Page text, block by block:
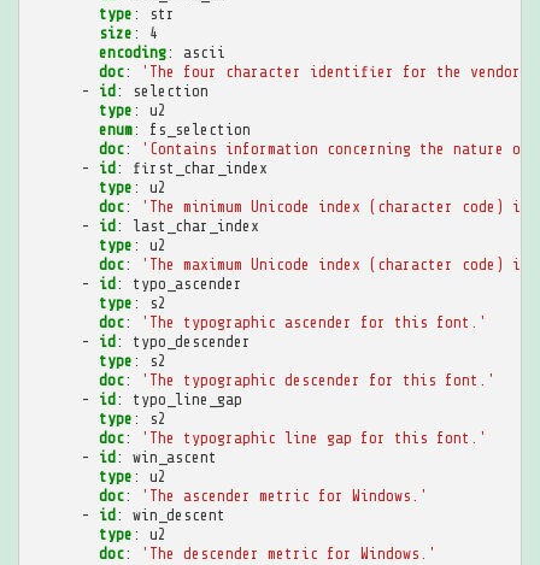
type :
str
size :
4
encoding:
ascii
doc: 'The four character identifier for the vendor
-
id :
selection
type :
u2
enum:
fs_selection
doc: 'Contains information concerning the nature of
-
id :
first_char_index
type :
u2
doc: 'The minimum Unicode index (character code) in
-
id :
last_char_index
type :
u2
doc: 'The maximum Unicode index (character code) in
-
id :
typo_ascender
type :
s2
doc: 'The typographic ascender for this font.'
-
id :
typo_descender
type :
s2
doc: 'The typographic descender for this font.'
-
id :
typo_line_gap
type :
s2
doc: 'The typographic line gap for this font.'
-
id :
win_ascent
type :
u2
doc: 'The ascender metric for
Windows.'
-
id :
win_descent
type :
u2
doc: 'The descender metric for
Windows.'